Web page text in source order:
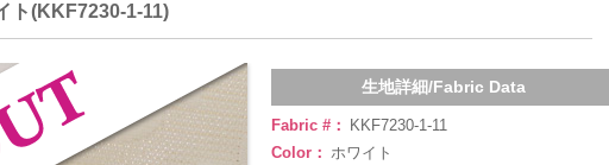
ト(KKF7230-1-11)
生地詳細/Fabric Data
Fabric #：
KKF7230-1-11
Color： ホワイト